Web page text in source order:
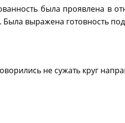
была проявлена в
выражена готовность
не сужать круг